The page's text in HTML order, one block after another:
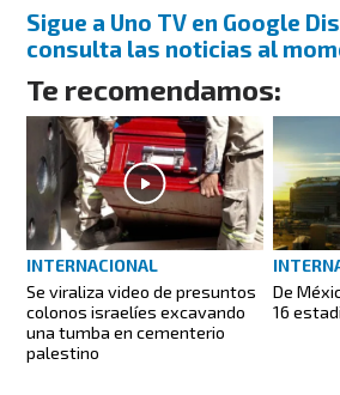
Sigue a Uno TV en Google
consulta las noticias al
Te recomendamos:
INTERNACIONAL
Se viraliza video de presuntos
colonos israelíes excavando
una tumba en cementerio
palestino
De
16